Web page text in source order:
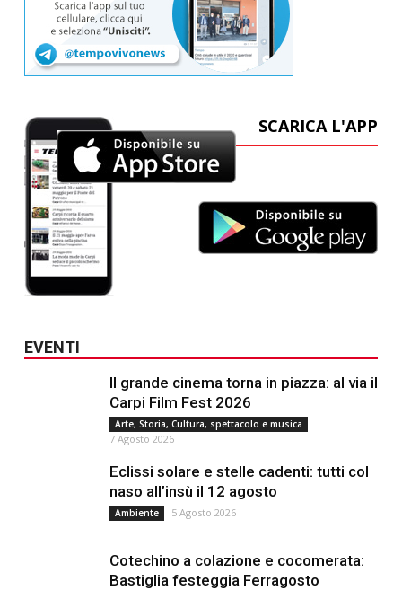
SCARICA L'APP
EVENTI
Il grande cinema torna in piazza: al via il
Carpi Film Fest 2026
Arte, Storia, Cultura, spettacolo e musica
7 Agosto 2026
Eclissi solare e stelle cadenti: tutti col
naso all’insù il 12 agosto
Ambiente 5 Agosto 2026
Cotechino a colazione e cocomerata:
Bastiglia festeggia Ferragosto